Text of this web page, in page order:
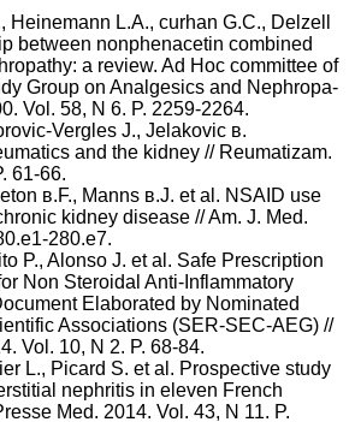
L.A., сurhan G.C., Delzell
between nonphenacetin combined
a review. Ad Hoc сommittee of
Group on Analgesics and Nephropa-
Vol. 58, N 6. P. 2259-2264.
Vergles J., Jelakovic в.
and the kidney // Reumatizam.
61-66.
в.F., Manns в.J. et al. NSAID use
kidney disease // Am. J. Med.
280.e7.
P., Alonso J. et al. Safe Prescription
Non Steroidal Anti-Inflammatory
Elaborated by Nominated
Associations (SER-SEC-AEG) //
Vol. 10, N 2. P. 68-84.
L., Picard S. et al. Prospective study
nephritis in eleven French
Med. 2014. Vol. 43, N 11. P.